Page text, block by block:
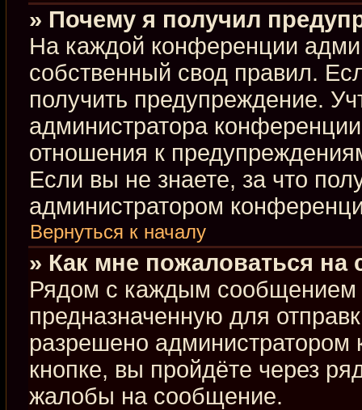
» Почему я получил
На каждой конференции
собственный свод правил.
получить предупреждение.
администратора
отношения к
Если вы не знаете, за что
администратором
Вернуться к началу
» Как мне пожаловаться
Рядом с каждым сообщением
предназначенную для
разрешено
кнопке, вы пройдёте через
жалобы на сообщение.